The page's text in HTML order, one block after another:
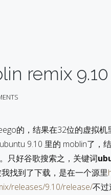
remix 9.10
的，结果在32位的虚拟
9.10 里的 moblin了，
只好谷歌搜索之，关键词
找到了下载，是在一个源里
releases/9.10/release/不过